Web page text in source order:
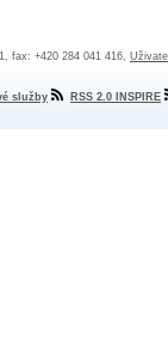
fax: +420 284 041 416,
služby RSS 2.0 INSPIRE